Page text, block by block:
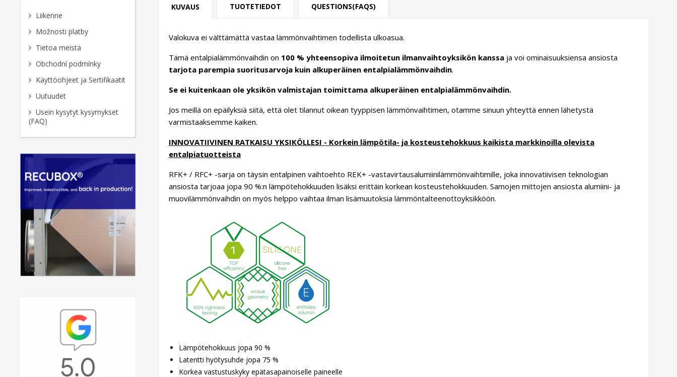
Liikenne
Možnosti platby
Tietoa meistä
Obchodní podmínky
Käyttöohjeet ja Sertifikaatit
Uutuudet
Usein kysytyt kysymykset
(FAQ)
KUVAUS TUOTETIEDOT QUESTIONS(FAQS)
Valokuva ei välttämättä vastaa lämmönvaihtimen todellista ulkoasua.
Tämä entalpialämmönvaihdin on 100 % yhteensopiva ilmoitetun ilmanvaihtoyksikön kanssaja voi ominaisuuksiensa ansiosta
tarjota parempia suoritusarvoja kuin alkuperäinen entalpialämmönvaihdin.
Se ei kuitenkaan ole yksikön valmistajan toimittama alkuperäinen entalpialämmönvaihdin.
Jos meillä on epäilyksiä siitä, että olet tilannut oikean tyyppisen lämmönvaihtimen, otamme sinuun yhteyttä ennen lähetystä
varmistaaksemme kaiken.
INNOVATIIVINEN RATKAISU YKSIKÖLLESI - Korkein lämpötila- ja kosteustehokkuus kaikista markkinoilla olevista
entalpiatuotteista
RFK+ / RFC+ -sarja on täysin entalpinen vaihtoehto REK+ -vastavirtausalumiinilämmönvaihtimille, joka innovatiivisen teknologian
ansiosta tarjoaa jopa 90 %:n lämpötehokkuuden lisäksi erittäin korkean kosteustehokkuuden. Samojen mittojen ansiosta alumiini- ja
muovilämmönvaihdin on myös helppo vaihtaa ilman lisämuutoksia lämmöntalteenottoyksikköön.
Lämpötehokkuus jopa 90 %
Latentti hyötysuhde jopa 75 %
Korkea vastustuskyky epätasapainoiselle paineelle